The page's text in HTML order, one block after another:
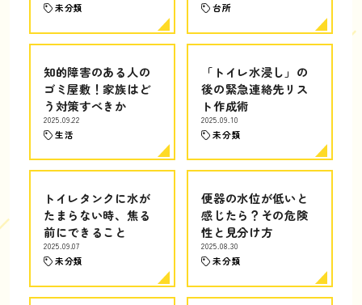
未分類 台所
知的障害のある人の
ゴミ屋敷！家族はど
う対策すべきか
2025.09.22
生活
「トイレ水浸し」の
後の緊急連絡先リス
ト作成術
2025.09.10
未分類
トイレタンクに水が
たまらない時、焦る
前にできること
2025.09.07
未分類
便器の水位が低いと
感じたら？その危険
性と見分け方
2025.08.30
未分類